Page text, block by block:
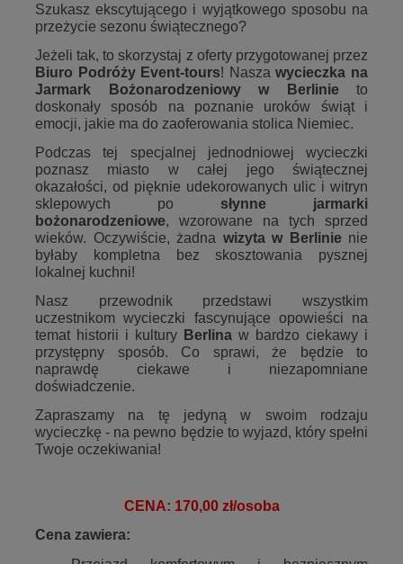
Szukasz ekscytującego i wyjątkowego sposobu na
przeżycie sezonu świątecznego?
Jeżeli tak, to skorzystaj z oferty przygotowanej przez
Biuro Podróży Event-tours! Naszawycieczka na
Jarmark Bożonarodzeniowy w Berlinieto
doskonały sposób na poznanie uroków świąt i
emocji, jakie ma do zaoferowania stolica Niemiec.
Podczas tej specjalnej jednodniowej wycieczki
poznasz miasto w całej jego świątecznej
okazałości, od pięknie udekorowanych ulic i witryn
sklepowych po słynne jarmarki
bożonarodzeniowe, wzorowane na tych
sprzed
wieków. Oczywiście, żadna wizyta w Berlinienie
byłaby kompletna bez skosztowania pysznej
lokalnej kuchni!
Nasz przewodnik przedstawi wszystkim
uczestnikom wycieczki fascynujące opowieści na
temat historii i kultury Berlina w bardzo ciekawy i
przystępny sposób. Co sprawi, że będzie to
naprawdę ciekawe i niezapomniane
doświadczenie.
Zapraszamy na tę jedyną w swoim rodzaju
wycieczkę - na pewno będzie to wyjazd, który spełni
Twoje oczekiwania!
CENA: 170,00 zł/osoba
Cena zawiera: